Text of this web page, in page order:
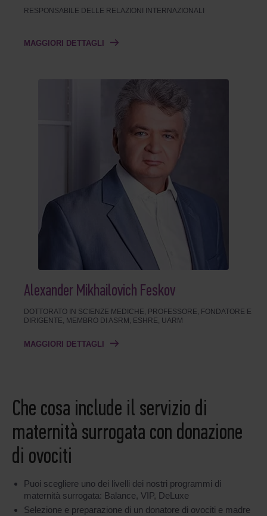
RESPONSABILE DELLE RELAZIONI INTERNAZIONALI
MAGGIORI DETTAGLI
Alexander Mikhailovich Feskov
DOTTORATO IN SCIENZE MEDICHE, PROFESSORE, FONDATORE E
DIRIGENTE, MEMBRO DI ASRM, ESHRE, UARM
MAGGIORI DETTAGLI
Che cosa include il servizio di
maternità surrogata con donazione
di ovociti
Puoi scegliere uno dei livelli dei nostri programmi di
maternità surrogata: Balance, VIP, DeLuxe
Selezione e preparazione di un donatore di ovociti e madre